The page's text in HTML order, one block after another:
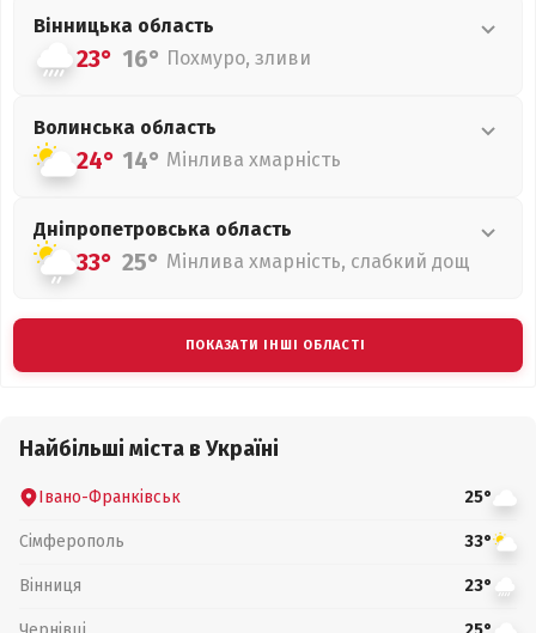
Вінницька область
23° 16° Похмуро, зливи
Волинська область
24° 14° Мінлива хмарність
Дніпропетровська область
33° 25° Мінлива хмарність, слабкий дощ
ПОКАЗАТИ ІНШІ ОБЛАСТІ
Найбільші міста в Україні
Івано-Франківськ 25°
Сімферополь 33°
Вінниця 23°